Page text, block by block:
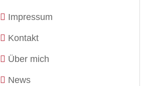
Impressum
Kontakt
Über mich
News